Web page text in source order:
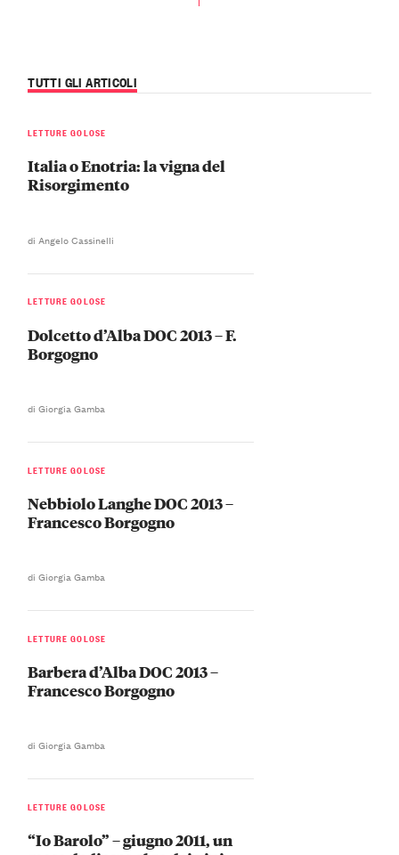
TUTTI GLI ARTICOLI
LETTURE GOLOSE
Italia o Enotria: la vigna del
Risorgimento
di Angelo Cassinelli
LETTURE GOLOSE
Dolcetto d’Alba DOC 2013 – F.
Borgogno
di Giorgia Gamba
LETTURE GOLOSE
Nebbiolo Langhe DOC 2013 –
Francesco Borgogno
di Giorgia Gamba
LETTURE GOLOSE
Barbera d’Alba DOC 2013 –
Francesco Borgogno
di Giorgia Gamba
LETTURE GOLOSE
“Io Barolo” – giugno 2011, un